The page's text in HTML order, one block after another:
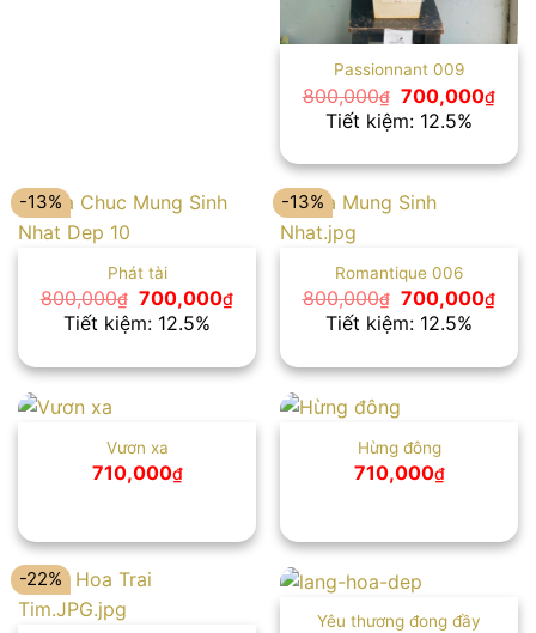
Passionnant 009
800,000₫ Giá
gốc
là:
700,000₫Giá
là:
Tiết kiệm: 12.5%
-13%
Phát tài
800,000₫ Giá
gốc
là:
700,000₫Giá
là:
700,000₫.
Tiết kiệm: 12.5%
-13%
Romantique 006
800,000₫ Giá
gốc
là:
700,000₫Giá
là:
Tiết kiệm: 12.5%
Vươn xa
710,000₫
Hừng đông
710,000₫
-22%
Yêu thương đong đầy